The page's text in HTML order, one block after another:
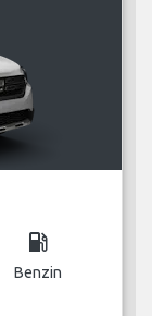
local_gas_station
Benzin